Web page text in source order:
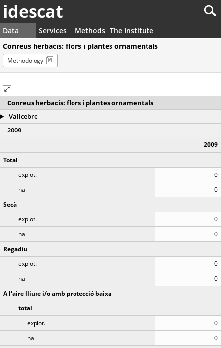
idescat
Data Services Methods The Institute
Conreus herbacis: flors i plantes ornamentals
Methodology
Conreus herbacis: flors i plantes ornamentals
Vallcebre
2009
2009
Total
explot.
0
ha
0
Secà
explot.
0
ha
0
Regadiu
explot.
0
ha
0
A l'aire lliure i/o amb protecció baixa
total
explot.
0
ha
0